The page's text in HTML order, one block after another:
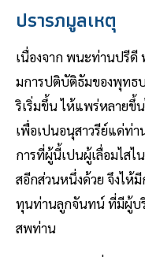
ปรารภมูลเหตุ
เนื่องจาก พนะท่านปรีดี
มการปติบัติธัมของพุทธ
ริเริ่มขึ้น ไห้แพร่หลายขึ้
เพื่อเปนอนุสาวรีย์แด่ท่
การที่ผู้นี้เปนผู้เลื่อมไส
สอีกส่วนหนึ่งด้วย จึงไห้
ทุนท่านลูกจันทน์ ที่มีผู้บริ
สพท่าน